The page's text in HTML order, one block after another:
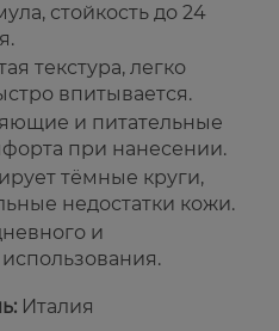
стойкость до 24
текстура, легко
впитывается.
и питательные
при нанесении.
тёмные круги,
недостатки кожи.
и
Италия